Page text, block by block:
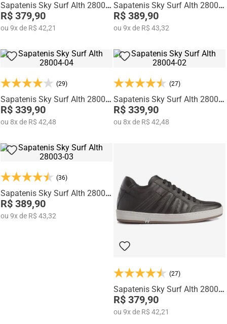
Sapatenis Sky Surf Alth 28006-
00
R$ 379,90
ou 9xde R$ 42,21
Sapatenis Sky Surf Alth 28003-
05
R$ 389,90
ou 9xde R$ 43,32
(29)
Sapatenis Sky Surf Alth 28004-
04
R$ 339,90
ou 8xde R$ 42,48
(27)
Sapatenis Sky Surf Alth 28004-
02
R$ 339,90
ou 8xde R$ 42,48
(36)
Sapatenis Sky Surf Alth 28003-
03
R$ 389,90
ou 9xde R$ 43,32
(27)
Sapatenis Sky Surf Alth 28001-
03
R$ 379,90
ou 9xde R$ 42,21